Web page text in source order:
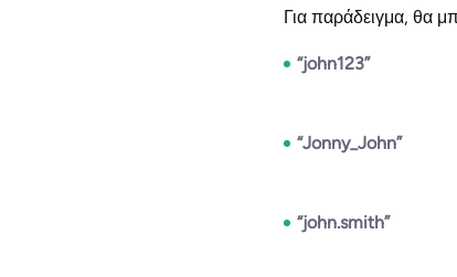
Για παράδειγμα, θα
“john123”
“Jonny_John”
“john.smith”